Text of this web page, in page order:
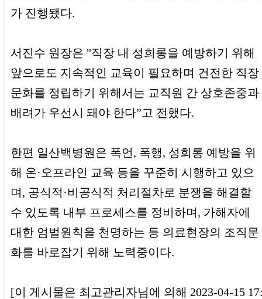
가 진행됐다.
서진수 원장은 "직장 내 성희롱을 예방하기 위해
앞으로도 지속적인 교육이 필요하며 건전한 직장
문화를 정립하기 위해서는 교직원 간 상호존중과
배려가 우선시 돼야 한다”고 전했다.
한편 일산백병원은 폭언, 폭행, 성희롱 예방을 위
해 온·오프라인 교육 등을 꾸준히 시행하고 있으
며, 공식적·비공식적 처리절차로 분쟁을 해결할
수 있도록 내부 프로세스를 정비하며, 가해자에
대한 엄벌원칙을 천명하는 등 의료현장의 조직문
화를 바로잡기 위해 노력중이다.
[이 게시물은 최고관리자님에 의해 2023-04-15